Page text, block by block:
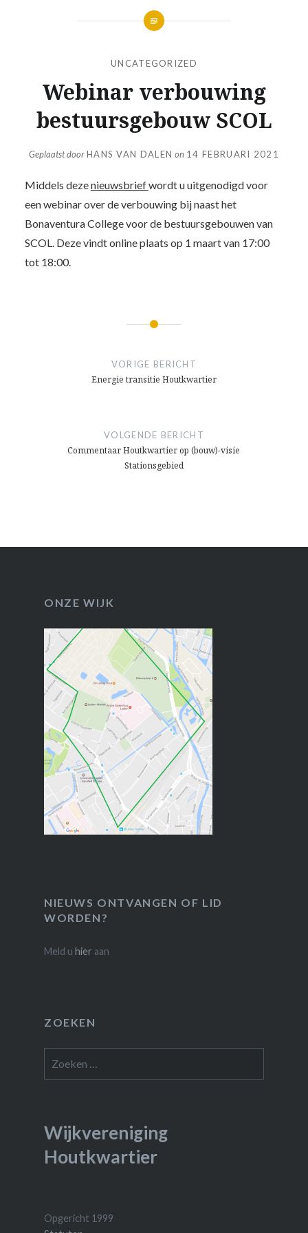
UNCATEGORIZED
Webinar verbouwing
bestuursgebouw SCOL
Geplaatst doorHANS VAN DALEN on 14 FEBRUARI 2021
Middels dezenieuwsbriefwordt u uitgenodigd voor
een webinar over de verbouwing bij naast het
Bonaventura College voor de bestuursgebouwen van
SCOL. Deze vindt online plaats op 1 maart van 17:00
tot 18:00.
VORIGE BERICHT
Energie transitie Houtkwartier
VOLGENDE BERICHT
Commentaar Houtkwartier op (bouw)-visie
Stationsgebied
ONZE WIJK
NIEUWS ONTVANGEN OF LID
WORDEN?
Meld u hier aan
ZOEKEN
naar:
Wijkvereniging
Houtkwartier
Opgericht 1999